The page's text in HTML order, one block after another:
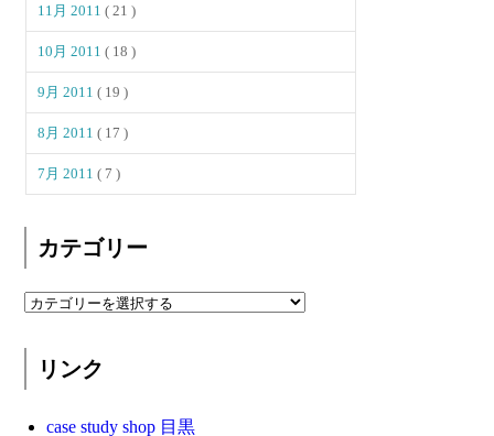
11月 2011( 21 )
10月 2011( 18 )
9月 2011( 19 )
8月 2011( 17 )
7月 2011( 7 )
カテゴリー
リンク
case study shop 目黒